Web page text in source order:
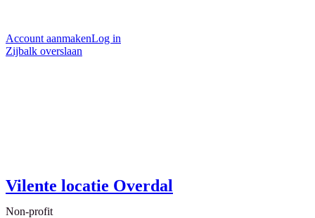
Account aanmakenLog in
Zijbalk overslaan
Vilente locatie Overdal
Non-profit